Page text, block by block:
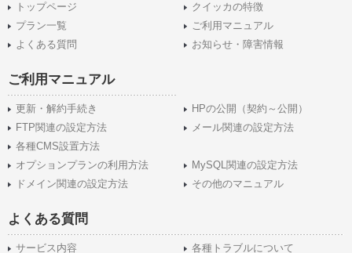
トップページ
クイッカの特徴
プラン一覧
ご利用マニュアル
よくある質問
お知らせ・障害情報
ご利用マニュアル
更新・解約手続き
HPの公開（契約～公開）
FTP関連の設定方法
メール関連の設定方法
各種CMS設置方法
オプションプランの利用方法
MySQL関連の設定方法
ドメイン関連の設定方法
その他のマニュアル
よくある質問
サービス内容 各種トラブルについて